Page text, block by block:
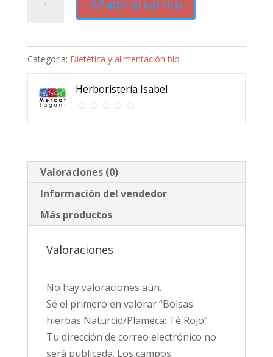
hierbas
Té
Rojo
Añadir al carrito
Categoría: Dietética y alimentación bio
Herboristería Isabel
Valoraciones (0)
Información del vendedor
Más productos
Valoraciones
No hay valoraciones aún.
Sé el primero en valorar “Bolsas
hierbas Naturcid/Plameca: Té Rojo”
Tu dirección de correo electrónico no
será publicada. Los campos